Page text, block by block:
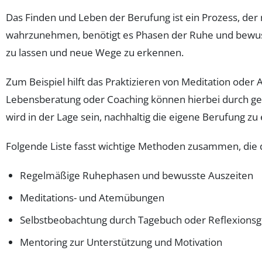
Das Finden und Leben der Berufung ist ein Prozess,
wahrzunehmen, benötigt es Phasen der Ruhe und
zu lassen und neue Wege zu erkennen.
Zum Beispiel hilft das Praktizieren von Meditation oder
Lebensberatung oder Coaching können hierbei durch
wird in der Lage sein, nachhaltig die eigene Berufung
Folgende Liste fasst wichtige Methoden zusammen, die
Regelmäßige Ruhephasen und bewusste Auszeiten
Meditations- und Atemübungen
Selbstbeobachtung durch Tagebuch oder
Mentoring zur Unterstützung und Motivation